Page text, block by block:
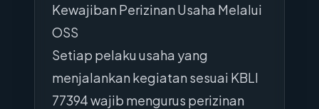
Kewajiban Perizinan Usaha Melalui
OSS
Setiap pelaku usaha yang
menjalankan kegiatan sesuai KBLI
77394 wajib mengurus perizinan